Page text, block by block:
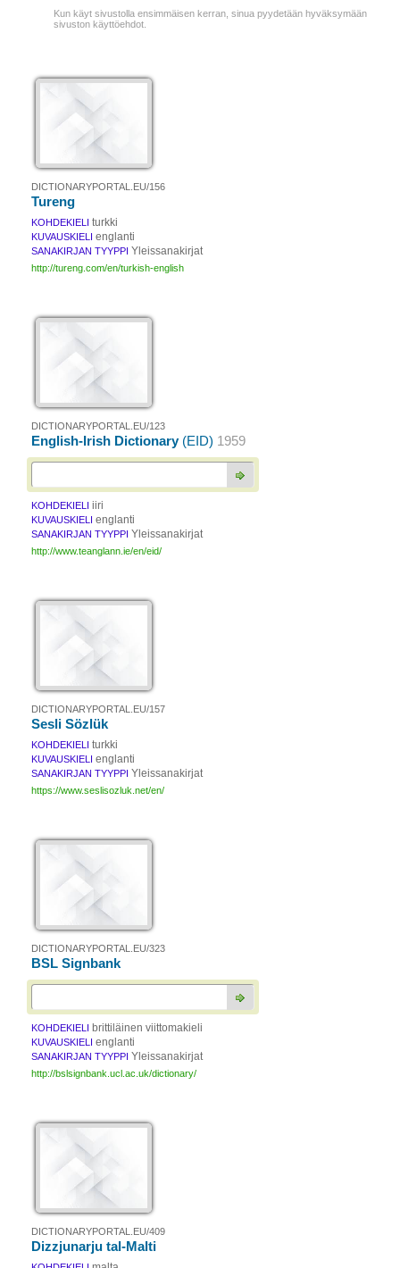
Kun käyt sivustolla ensimmäisen kerran, sinua pyydetään hyväksymään
sivuston käyttöehdot.
DICTIONARYPORTAL.EU/156
Tureng
KOHDEKIELI turkki
KUVAUSKIELI englanti
SANAKIRJAN TYYPPI Yleissanakirjat
http://tureng.com/en/turkish-english
DICTIONARYPORTAL.EU/123
English-Irish Dictionary (EID) 1959
KOHDEKIELI iiri
KUVAUSKIELI englanti
SANAKIRJAN TYYPPI Yleissanakirjat
http://www.teanglann.ie/en/eid/
DICTIONARYPORTAL.EU/157
Sesli Sözlük
KOHDEKIELI turkki
KUVAUSKIELI englanti
SANAKIRJAN TYYPPI Yleissanakirjat
https://www.seslisozluk.net/en/
DICTIONARYPORTAL.EU/323
BSL Signbank
KOHDEKIELI brittiläinen viittomakieli
KUVAUSKIELI englanti
SANAKIRJAN TYYPPI Yleissanakirjat
http://bslsignbank.ucl.ac.uk/dictionary/
DICTIONARYPORTAL.EU/409
Dizzjunarju tal-Malti